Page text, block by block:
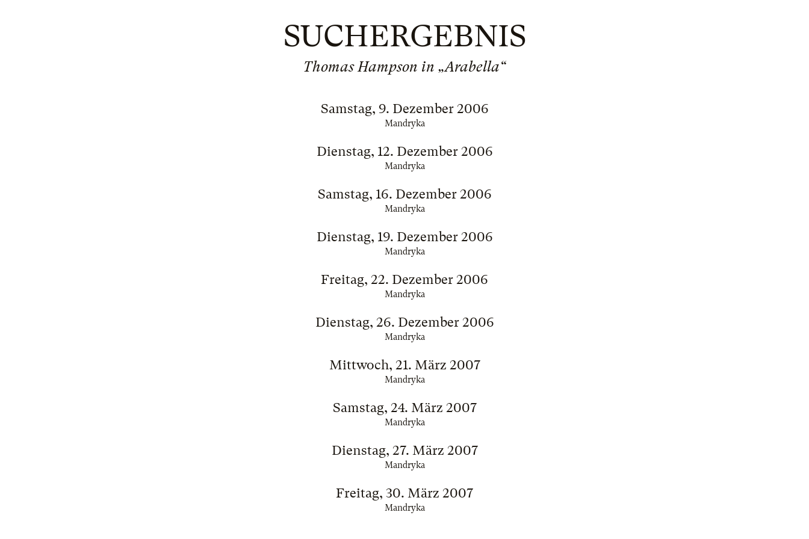
SUCHERGEBNIS
Thomas Hampson in „Arabella“
Samstag, 9. Dezember 2006
Mandryka
Dienstag, 12. Dezember 2006
Mandryka
Samstag, 16. Dezember 2006
Mandryka
Dienstag, 19. Dezember 2006
Mandryka
Freitag, 22. Dezember 2006
Mandryka
Dienstag, 26. Dezember 2006
Mandryka
Mittwoch, 21. März 2007
Mandryka
Samstag, 24. März 2007
Mandryka
Dienstag, 27. März 2007
Mandryka
Freitag, 30. März 2007
Mandryka